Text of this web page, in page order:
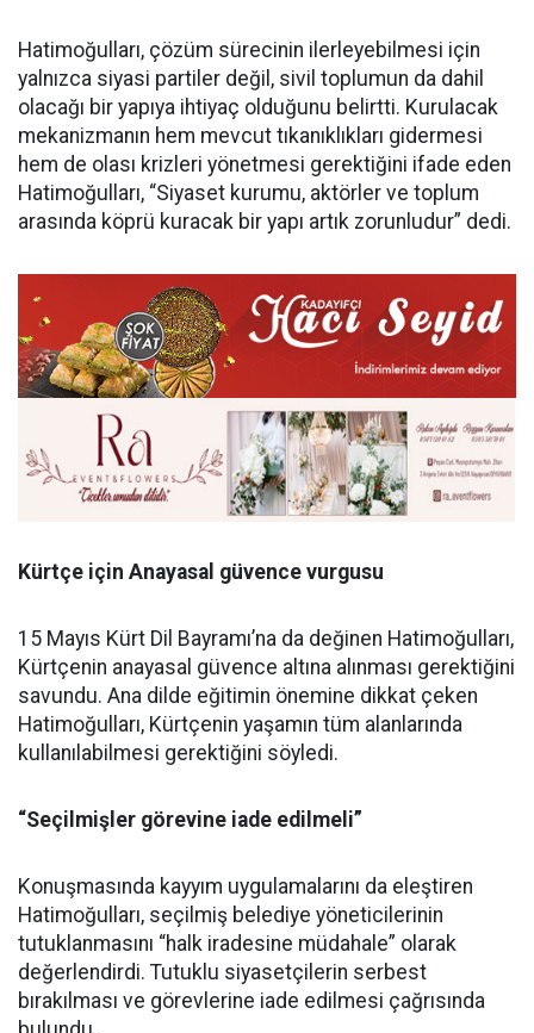
Hatimoğulları, çözüm sürecinin ilerleyebilmesi için
yalnızca siyasi partiler değil, sivil toplumun da dahil
olacağı bir yapıya ihtiyaç olduğunu belirtti. Kurulacak
mekanizmanın hem mevcut tıkanıklıkları gidermesi
hem de olası krizleri yönetmesi gerektiğini ifade eden
Hatimoğulları, “Siyaset kurumu, aktörler ve toplum
arasında köprü kuracak bir yapı artık zorunludur” dedi.
Kürtçe için Anayasal güvence vurgusu
15 Mayıs Kürt Dil Bayramı’na da değinen Hatimoğulları,
Kürtçenin anayasal güvence altına alınması gerektiğini
savundu. Ana dilde eğitimin önemine dikkat çeken
Hatimoğulları, Kürtçenin yaşamın tüm alanlarında
kullanılabilmesi gerektiğini söyledi.
“Seçilmişler görevine iade edilmeli”
Konuşmasında kayyım uygulamalarını da eleştiren
Hatimoğulları, seçilmiş belediye yöneticilerinin
tutuklanmasını “halk iradesine müdahale” olarak
değerlendirdi. Tutuklu siyasetçilerin serbest
bırakılması ve görevlerine iade edilmesi çağrısında